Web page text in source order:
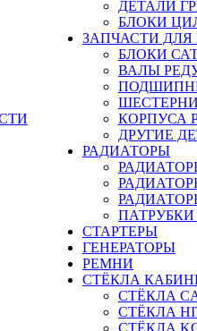
ДЕТАЛИ
БЛОКИ
ЗАПЧАСТИ ДЛЯ
БЛОКИ
ВАЛЫ
КОРПУСА
ДРУГИЕ
РАДИАТОРЫ
СТАРТЕРЫ
ГЕНЕРАТОРЫ
РЕМНИ
СТЁКЛА
СТЁКЛА
СТЁКЛА
СТЁКЛА